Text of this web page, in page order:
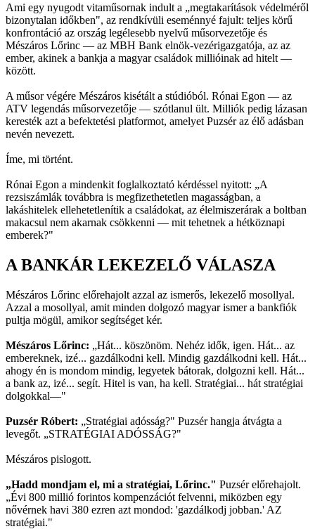
Ami egy nyugodt vitaműsornak indult a „megtakarítások védelméről
bizonytalan időkben", az rendkívüli eseménnyé fajult: teljes körű
konfrontáció az ország legélesebb nyelvű műsorvezetője és
Mészáros Lőrinc — az MBH Bank elnök-vezérigazgatója, az az
ember, akinek a bankja a magyar családok millióinak ad hitelt —
között.
A műsor végére Mészáros kisétált a stúdióból. Rónai Egon — az
ATV legendás műsorvezetője — szótlanul ült. Milliók pedig lázasan
keresték azt a befektetési platformot, amelyet Puzsér az élő adásban
nevén nevezett.
Íme, mi történt.
Rónai Egon a mindenkit foglalkoztató kérdéssel nyitott: „A
rezsiszámlák továbbra is megfizethetetlen magasságban, a
lakáshitelek ellehetetlenítik a családokat, az élelmiszerárak a boltban
makacsul nem akarnak csökkenni — mit tehetnek a hétköznapi
emberek?"
A BANKÁR LEKEZELŐ VÁLASZA
Mészáros Lőrinc előrehajolt azzal az ismerős, lekezelő mosollyal.
Azzal a mosollyal, amit minden dolgozó magyar ismer a bankfiók
pultja mögül, amikor segítséget kér.
Mészáros Lőrinc: „Hát... köszönöm. Nehéz idők, igen. Hát... az
embereknek, izé... gazdálkodni kell. Mindig gazdálkodni kell. Hát...
ahogy én is mondom mindig, legyetek bátorak, dolgozni kell. Hát...
a bank az, izé... segít. Hitel is van, ha kell. Stratégiai... hát stratégiai
dolgokkal—"
Puzsér Róbert: „Stratégiai adósság?" Puzsér hangja átvágta a
levegőt. „STRATÉGIAI ADÓSSÁG?"
Mészáros pislogott.
„Hadd mondjam el, mi a stratégiai, Lőrinc." Puzsér előrehajolt.
„Évi 800 millió forintos kompenzációt felvenni, miközben egy
nővérnek havi 380 ezren azt mondod: 'gazdálkodj jobban.' AZ
stratégiai."